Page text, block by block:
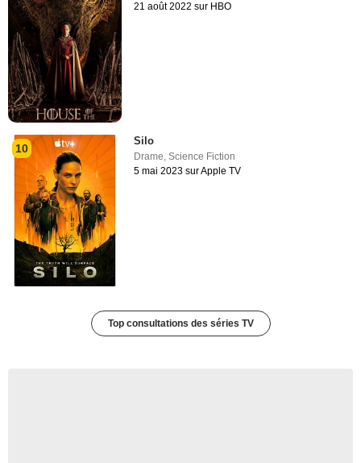
21 août 2022 sur HBO
10
Silo
Drame ,Science Fiction
5 mai 2023 sur Apple TV
Top consultations des séries TV